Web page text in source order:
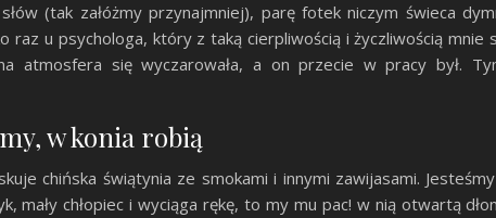
(tak załóżmy przynajmniej), parę fotek niczym świeca
raz u psychologa, który z taką cierpliwością i życzliwością mnie
atmosfera się wyczarowała, a on przecie w pracy był.
w konia robią
chińska świątynia ze smokami i innymi zawijasami.
mały chłopiec i wyciąga rękę, to my mu pac! w nią otwartą